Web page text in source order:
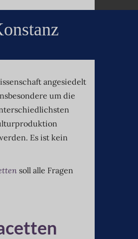
angesiedelt
um die
Es ist kein
soll alle Fragen